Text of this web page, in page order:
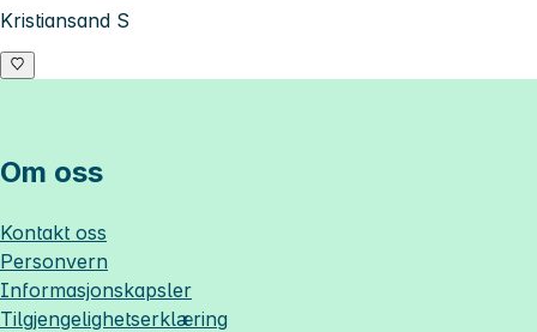
Kristiansand S
Om oss
Kontakt oss
Personvern
Informasjonskapsler
Tilgjengelighetserklæring